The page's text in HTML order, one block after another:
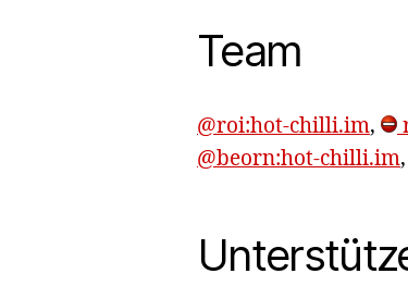
Team
@roi:hot-chilli.im,
@beorn:hot-chilli.im,